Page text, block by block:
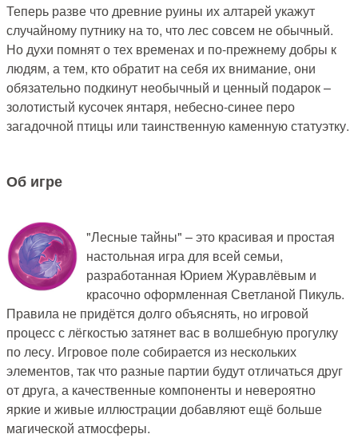
Теперь разве что древние руины их алтарей укажут
случайному путнику на то, что лес совсем не обычный.
Но духи помнят о тех временах и по-прежнему добры к
людям, а тем, кто обратит на себя их внимание, они
обязательно подкинут необычный и ценный подарок –
золотистый кусочек янтаря, небесно-синее перо
загадочной птицы или таинственную каменную статуэтку.
Об игре
"Лесные тайны" – это красивая и простая
настольная игра для всей семьи,
разработанная Юрием Журавлёвым и
красочно оформленная Светланой Пикуль.
Правила не придётся долго объяснять, но игровой
процесс с лёгкостью затянет вас в волшебную прогулку
по лесу. Игровое поле собирается из нескольких
элементов, так что разные партии будут отличаться друг
от друга, а качественные компоненты и невероятно
яркие и живые иллюстрации добавляют ещё больше
магической атмосферы.